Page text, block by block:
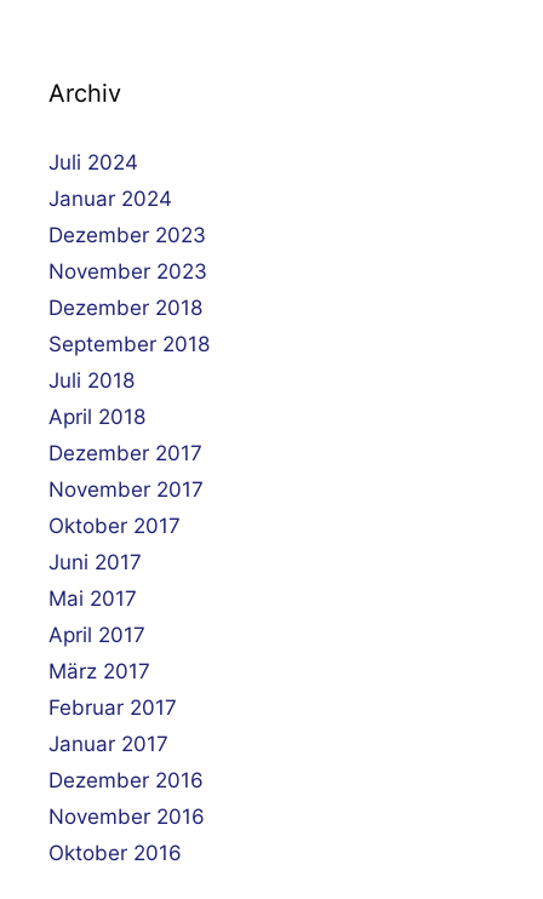
Archiv
Juli 2024
Januar 2024
Dezember 2023
November 2023
Dezember 2018
September 2018
Juli 2018
April 2018
Dezember 2017
November 2017
Oktober 2017
Juni 2017
Mai 2017
April 2017
März 2017
Februar 2017
Januar 2017
Dezember 2016
November 2016
Oktober 2016